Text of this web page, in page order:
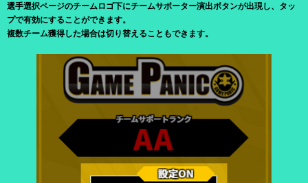
選手選択ページのチームロゴ下にチームサポーター演出ボタンが出現し、タッ
プで有効にすることができます。
複数チーム獲得した場合は切り替えることもできます。